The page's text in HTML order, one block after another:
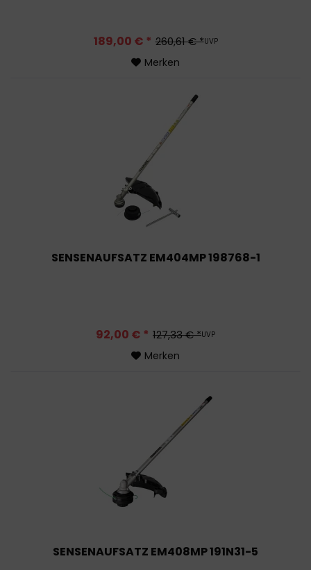
260,61 € *UVP
189,00 € *
Merken
SENSENAUFSATZ EM404MP 198768-1
127,33 € *UVP
92,00 € *
Merken
SENSENAUFSATZ EM408MP 191N31-5